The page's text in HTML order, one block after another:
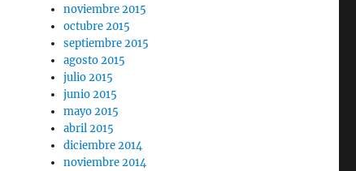
noviembre 2015
octubre 2015
septiembre 2015
agosto 2015
julio 2015
junio 2015
mayo 2015
abril 2015
diciembre 2014
noviembre 2014